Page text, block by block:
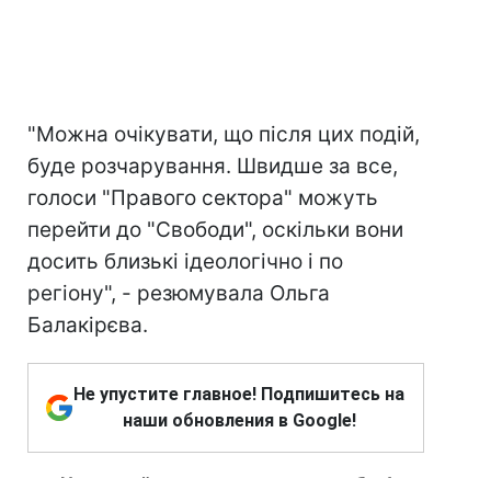
"Можна очікувати, що після цих подій,
буде розчарування. Швидше за все,
голоси "Правого сектора" можуть
перейти до "Свободи", оскільки вони
досить близькі ідеологічно і по
регіону", - резюмувала Ольга
Балакірєва.
Не упустите главное! Подпишитесь на
наши обновления в Google!